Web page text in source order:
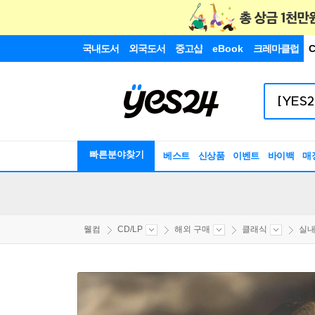
국내도서 외국도서 중고샵 eBook 크레마클럽
빠른분야찾기 베스트 신상품 이벤트 바이백 매
웰컴 CD/LP 해외 구매 클래식 실